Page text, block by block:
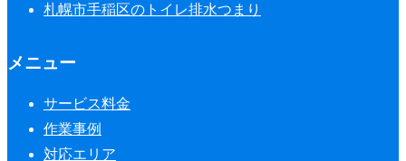
札幌市手稲区のトイレ排水つまり
メニュー
サービス料金
作業事例
対応エリア